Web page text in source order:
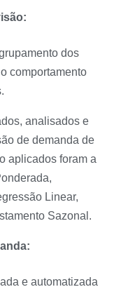
dos
comportamento
analisados e
de demanda de
aplicados foram a
Linear,
Sazonal.
e automatizada